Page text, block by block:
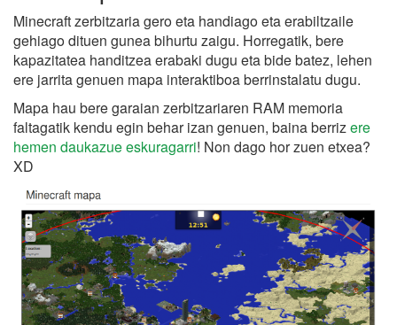
Minecraft zerbitzaria gero eta handiago eta erabiltzaile
gehiago dituen gunea bihurtu zaigu. Horregatik, bere
kapazitatea handitzea erabaki dugu eta bide batez, lehen
ere jarrita genuen mapa interaktiboa berrinstalatu dugu.
Mapa hau bere garaian zerbitzariaren RAM memoria
faltagatik kendu egin behar izan genuen, baina berrizere
hemen daukazue eskuragarri! Non dago hor zuen etxea?
XD